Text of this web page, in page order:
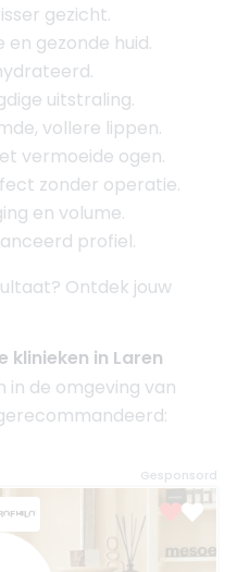
gezicht.
en gezonde huid.
uitstraling.
vollere lippen.
vermoeide ogen.
zonder operatie.
en volume.
profiel.
Ontdek jouw
klinieken in Laren
in de omgeving van
Gesponsord